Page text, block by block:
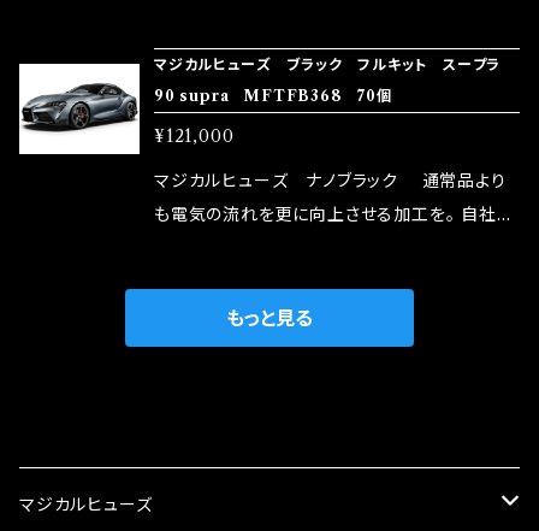
rz）の2店舗の専売品になりますので宜しくお願
い致します。
メ！ レーシングドライバーMAX織戸選手がテス
ターとなり吟味し時間を掛けて検証し、これは
体感出来て面白く、車には必ずプラスになりデメ
リットが無い。と。 コラボ開発製品です。 購入先
はこちらのマジカルヒューズ直販サイトと横浜に
rz）の2店舗の専売品になりますので宜しくお願
い致します。
マジカルヒューズ ブラック フルキット スープラ
90 supra MFTFB368 70個
¥121,000
マジカルヒューズ ナノブラック 通常品より
も電気の流れを更に向上させる加工を。 自社比
メ！ レーシングドライバーMAX織戸選手がテス
ターとなり吟味し時間を掛けて検証し、これは
もっと見る
マジカルヒューズ